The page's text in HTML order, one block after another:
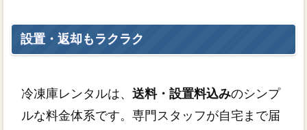
設置・返却もラクラク
冷凍庫レンタルは、 送料・設置料込みのシンプ
ルな料金体系です。専門スタッフが自宅まで届